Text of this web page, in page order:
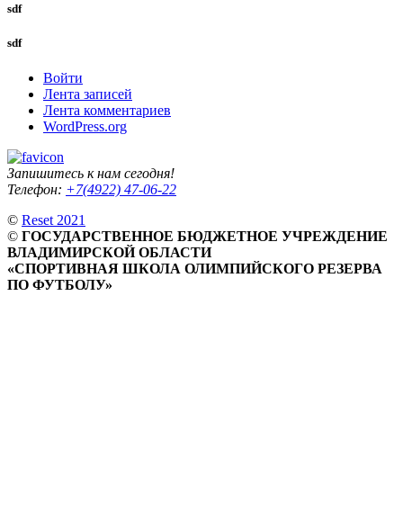
sdf
sdf
Войти
Лента записей
Лента комментариев
WordPress.org
Запишитесь к нам сегодня!
Телефон: +7(4922) 47-06-22
© Reset 2021
© ГОСУДАРСТВЕННОЕ БЮДЖЕТНОЕ УЧРЕЖДЕНИЕ
ВЛАДИМИРСКОЙ ОБЛАСТИ
«СПОРТИВНАЯ ШКОЛА ОЛИМПИЙСКОГО РЕЗЕРВА
ПО ФУТБОЛУ»